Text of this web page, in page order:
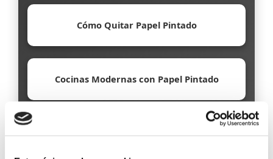
Cómo Quitar Papel Pintado
Cocinas Modernas con Papel Pintado
Papel Pintado Ecológico